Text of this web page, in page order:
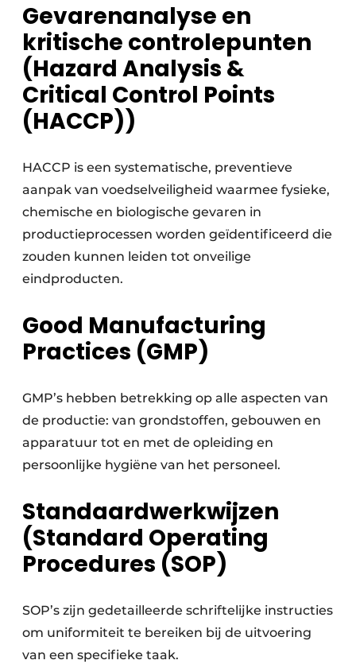
Gevarenanalyse en
kritische controlepunten
(Hazard Analysis &
Critical Control Points
(HACCP))
HACCP is een systematische, preventieve
aanpak van voedselveiligheid waarmee fysieke,
chemische en biologische gevaren in
productieprocessen worden geïdentificeerd die
zouden kunnen leiden tot onveilige
eindproducten.
Good Manufacturing
Practices (GMP)
GMP’s hebben betrekking op alle aspecten van
de productie: van grondstoffen, gebouwen en
apparatuur tot en met de opleiding en
persoonlijke hygiëne van het personeel.
Standaardwerkwijzen
(Standard Operating
Procedures (SOP)
SOP’s zijn gedetailleerde schriftelijke instructies
om uniformiteit te bereiken bij de uitvoering
van een specifieke taak.